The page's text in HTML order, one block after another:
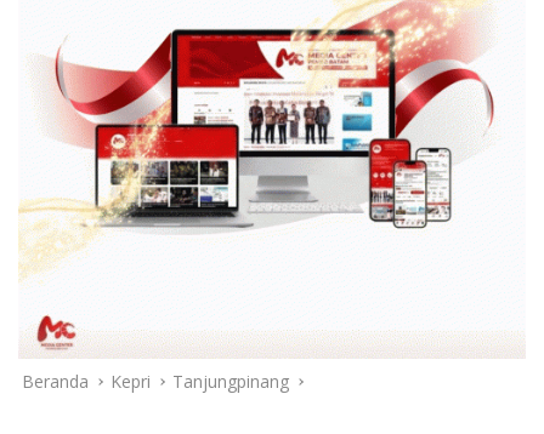
Beranda Kepri Tanjungpinang